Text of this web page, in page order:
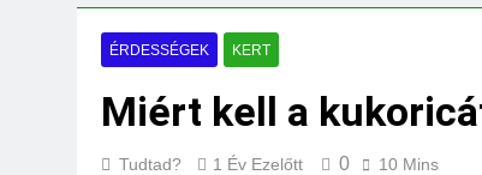
Miért fáj a
ÉRDESSÉGEK KERT
Miért kell a
Tudtad? 1 Év Ezelőtt 0 10 Mins